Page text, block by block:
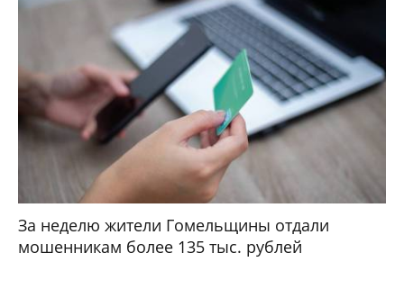
За неделю жители Гомельщины отдали
мошенникам более 135 тыс. рублей